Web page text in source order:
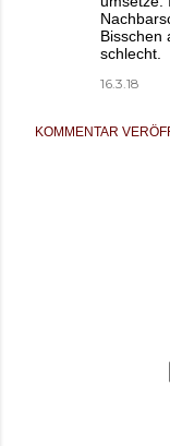
Bisschen
schlecht.
16.3.18
KOMMENTAR